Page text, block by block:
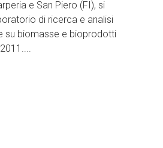
e San Piero (FI), si
di ricerca e analisi
su biomasse e bioprodotti